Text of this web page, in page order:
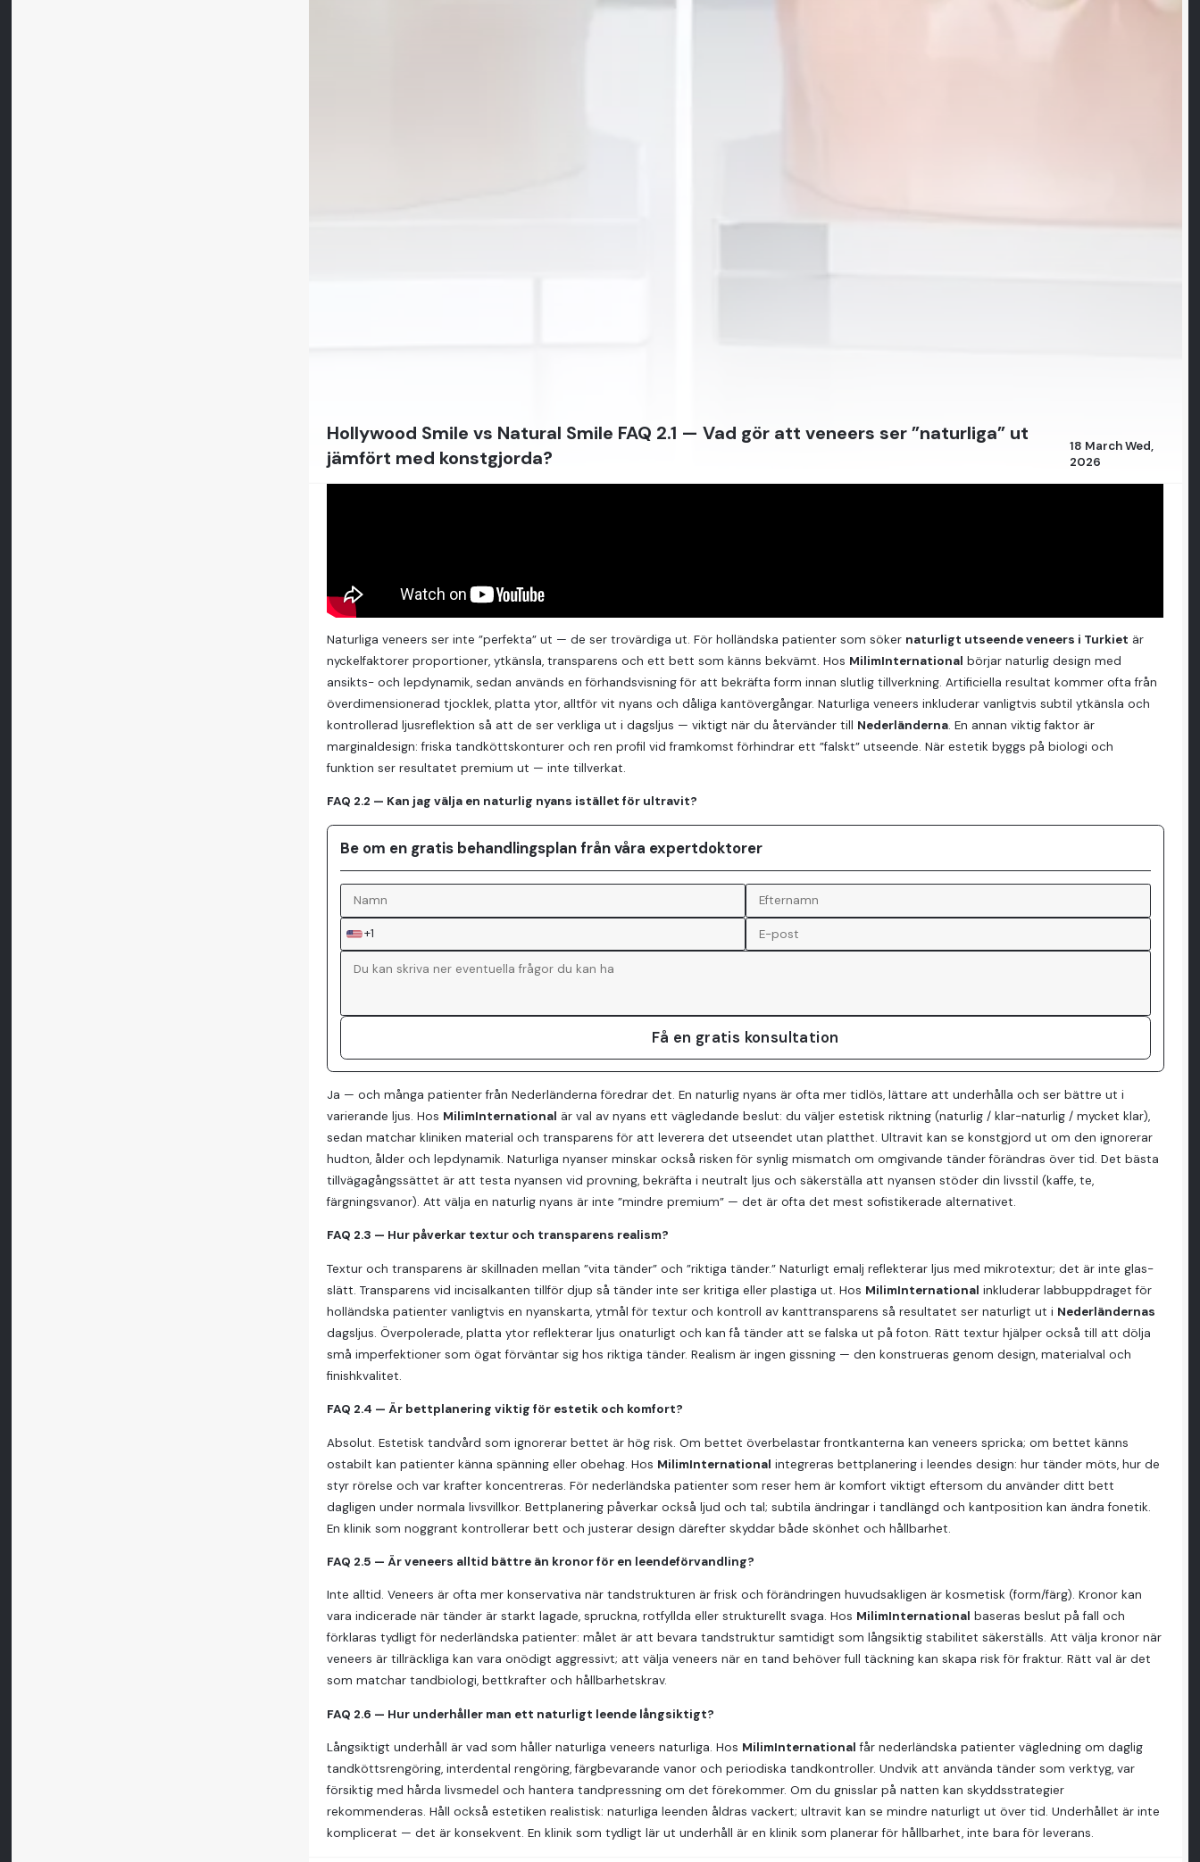
Hollywood Smile vs Natural Smile FAQ 2.1 — Vad gör att veneers ser ”naturliga” ut
jämfört med konstgjorda?
18 March Wed,
2026
Naturliga veneers ser inte ”perfekta” ut — de ser trovärdiga ut. För holländska patienter som söker naturligt utseende veneers i Turkiet är
nyckelfaktorer proportioner, ytkänsla, transparens och ett bett som känns bekvämt. Hos MilimInternational börjar naturlig design med
ansikts- och lepdynamik, sedan används en förhandsvisning för att bekräfta form innan slutlig tillverkning. Artificiella resultat kommer ofta från
överdimensionerad tjocklek, platta ytor, alltför vit nyans och dåliga kantövergångar. Naturliga veneers inkluderar vanligtvis subtil ytkänsla och
kontrollerad ljusreflektion så att de ser verkliga ut i dagsljus — viktigt när du återvänder till Nederländerna. En annan viktig faktor är
marginaldesign: friska tandköttskonturer och ren profil vid framkomst förhindrar ett ”falskt” utseende. När estetik byggs på biologi och
funktion ser resultatet premium ut — inte tillverkat.
FAQ 2.2 — Kan jag välja en naturlig nyans istället för ultravit?
Be om en gratis behandlingsplan från våra expertdoktorer
+1
Få en gratis konsultation
Ja — och många patienter från Nederländerna föredrar det. En naturlig nyans är ofta mer tidlös, lättare att underhålla och ser bättre ut i
varierande ljus. Hos MilimInternational är val av nyans ett vägledande beslut: du väljer estetisk riktning (naturlig / klar-naturlig / mycket klar),
sedan matchar kliniken material och transparens för att leverera det utseendet utan platthet. Ultravit kan se konstgjord ut om den ignorerar
hudton, ålder och lepdynamik. Naturliga nyanser minskar också risken för synlig mismatch om omgivande tänder förändras över tid. Det bästa
tillvägagångssättet är att testa nyansen vid provning, bekräfta i neutralt ljus och säkerställa att nyansen stöder din livsstil (kaffe, te,
färgningsvanor). Att välja en naturlig nyans är inte ”mindre premium” — det är ofta det mest sofistikerade alternativet.
FAQ 2.3 — Hur påverkar textur och transparens realism?
Textur och transparens är skillnaden mellan ”vita tänder” och ”riktiga tänder.” Naturligt emalj reflekterar ljus med mikrotextur; det är inte glas-
slätt. Transparens vid incisalkanten tillför djup så tänder inte ser kritiga eller plastiga ut. Hos MilimInternational inkluderar labbuppdraget för
holländska patienter vanligtvis en nyanskarta, ytmål för textur och kontroll av kanttransparens så resultatet ser naturligt ut i Nederländernas
dagsljus. Överpolerade, platta ytor reflekterar ljus onaturligt och kan få tänder att se falska ut på foton. Rätt textur hjälper också till att dölja
små imperfektioner som ögat förväntar sig hos riktiga tänder. Realism är ingen gissning — den konstrueras genom design, materialval och
finishkvalitet.
FAQ 2.4 — Är bettplanering viktig för estetik och komfort?
Absolut. Estetisk tandvård som ignorerar bettet är hög risk. Om bettet överbelastar frontkanterna kan veneers spricka; om bettet känns
ostabilt kan patienter känna spänning eller obehag. Hos MilimInternational integreras bettplanering i leendes design: hur tänder möts, hur de
styr rörelse och var krafter koncentreras. För nederländska patienter som reser hem är komfort viktigt eftersom du använder ditt bett
dagligen under normala livsvillkor. Bettplanering påverkar också ljud och tal; subtila ändringar i tandlängd och kantposition kan ändra fonetik.
En klinik som noggrant kontrollerar bett och justerar design därefter skyddar både skönhet och hållbarhet.
FAQ 2.5 — Är veneers alltid bättre än kronor för en leendeförvandling?
Inte alltid. Veneers är ofta mer konservativa när tandstrukturen är frisk och förändringen huvudsakligen är kosmetisk (form/färg). Kronor kan
vara indicerade när tänder är starkt lagade, spruckna, rotfyllda eller strukturellt svaga. Hos MilimInternational baseras beslut på fall och
förklaras tydligt för nederländska patienter: målet är att bevara tandstruktur samtidigt som långsiktig stabilitet säkerställs. Att välja kronor när
veneers är tillräckliga kan vara onödigt aggressivt; att välja veneers när en tand behöver full täckning kan skapa risk för fraktur. Rätt val är det
som matchar tandbiologi, bettkrafter och hållbarhetskrav.
FAQ 2.6 — Hur underhåller man ett naturligt leende långsiktigt?
Långsiktigt underhåll är vad som håller naturliga veneers naturliga. Hos MilimInternational får nederländska patienter vägledning om daglig
tandköttsrengöring, interdental rengöring, färgbevarande vanor och periodiska tandkontroller. Undvik att använda tänder som verktyg, var
försiktig med hårda livsmedel och hantera tandpressning om det förekommer. Om du gnisslar på natten kan skyddsstrategier
rekommenderas. Håll också estetiken realistisk: naturliga leenden åldras vackert; ultravit kan se mindre naturligt ut över tid. Underhållet är inte
komplicerat — det är konsekvent. En klinik som tydligt lär ut underhåll är en klinik som planerar för hållbarhet, inte bara för leverans.